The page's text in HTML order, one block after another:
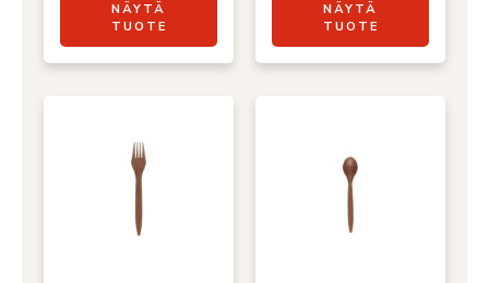
NÄYTÄ
TUOTE
NÄYTÄ
TUOTE